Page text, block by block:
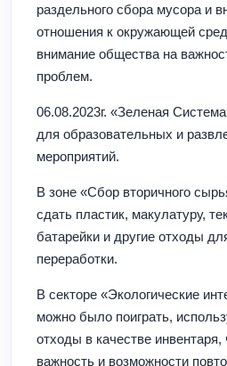
раздельного сбора мусора и
отношения к окружающей
внимание общества на
проблем.
06.08.2023г. «Зеленая
для образовательных и
мероприятий.
В зоне «Сбор вторичного
сдать пластик, макулатуру,
батарейки и другие отходы
переработки.
В секторе «Экологические
можно было поиграть,
отходы в качестве инвентаря,
важность и возможности